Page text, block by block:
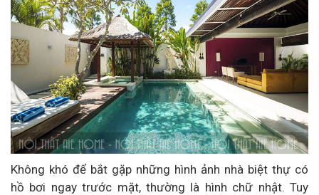
Không khó để bắt gặp những hình ảnh nhà biệt thự có
hồ bơi ngay trước mặt, thường là hình chữ nhật. Tuy